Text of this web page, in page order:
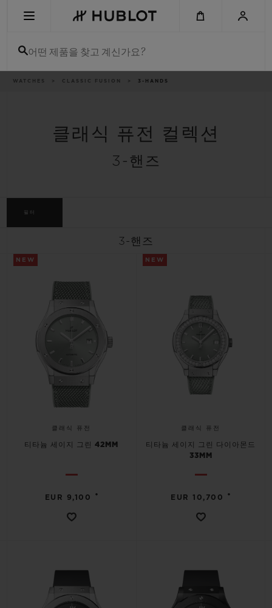
어떤 제품을 찾고 계신가요?
이
WATCHES CLASSIC FUSION 3-HANDS
클래식 퓨전 컬렉션
3-핸즈
필터
3-핸즈
NEW
클래식 퓨전
티타늄 세이지 그린 42MM
EUR 9,100 •
NEW
클래식 퓨전
티타늄 세이지 그린 다이아몬드
33MM
EUR 10,700 •
썸머 멀티 컬러 세라믹
익스클루시브 서비스
5+5 워런티
휴블로티스타 및 연장 보증
안전한 결제